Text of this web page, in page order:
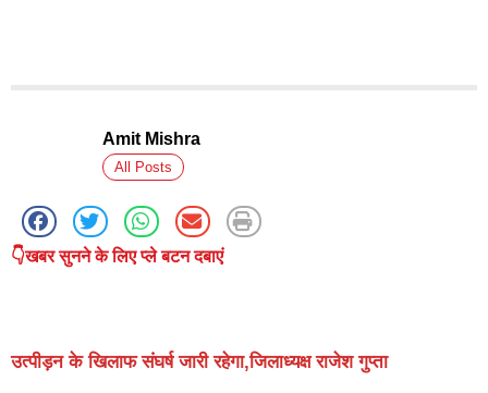
Amit Mishra
All Posts
👇खबर सुनने के लिए प्ले बटन दबाएं
उत्पीड़न के खिलाफ संघर्ष जारी रहेगा,जिलाध्यक्ष राजेश गुप्ता